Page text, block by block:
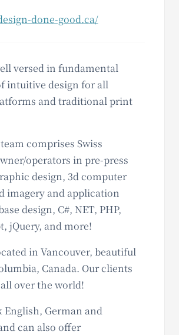
done-good.ca/
versed in fundamental
intuitive design for all
and traditional print
comprises Swiss
operators in pre-press
design, 3d computer
imagery and application
design, C#, NET, PHP,
jQuery, and more!
in Vancouver, beautiful
Canada. Our clients
over the world!
English, German and
can also offer